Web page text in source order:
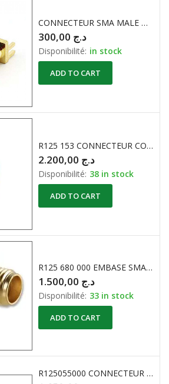
CONNECTEUR SMA MALE DROIT à Sertir
د.ج
Disponibilité: in stock
ADD TO CART
R125 153 CONNECTEUR COAXIAL RF SMA COUDE 50 Ohm 12.5Gha
د.ج
Disponibilité: 38 in stock
ADD TO CART
R125 680 000 EMBASE SMA FEMELLE 18GHZ RADIALL
د.ج
Disponibilité: 33 in stock
ADD TO CART
R125055000 CONNECTEUR COAXIAL RF SMA 50ohm RG402 27Ghz Laiton